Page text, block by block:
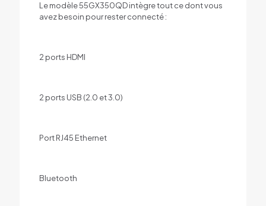
Le modèle 55GX350QD intègre tout ce dont vous
avez besoin pour rester connecté :
2 ports HDMI
2 ports USB (2.0 et 3.0)
Port RJ45 Ethernet
Bluetooth